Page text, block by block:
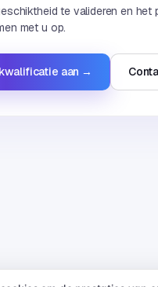
te valideren en
met u op.
aan →